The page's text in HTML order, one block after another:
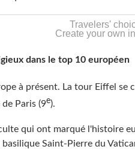
Travelers'
Create your own
dans le top 10 européen
à présent. La tour Eiffel se
Paris (9e).
qui ont marqué l'histoire
basilique Saint-Pierre du